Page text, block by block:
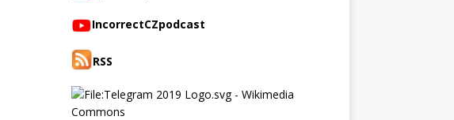
IncorrectCZpodcast
RSS